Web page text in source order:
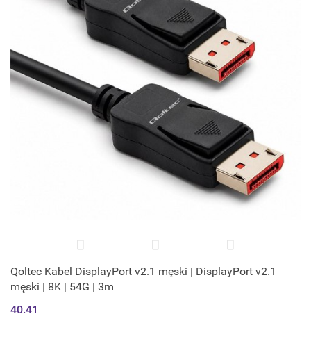
Qoltec Kabel DisplayPort v2.1 męski | DisplayPort v2.1
męski | 8K | 54G | 3m
40.41